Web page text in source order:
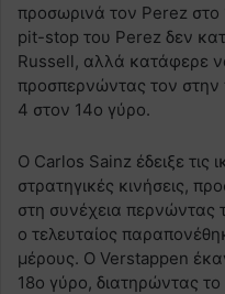
προσωρινά τον Perez στο
pit-stop του Perez δεν
Russell, αλλά κατάφερε
προσπερνώντας τον στην
4 στον 14ο γύρο.
Ο Carlos Sainz έδειξε τις
στρατηγικές κινήσεις,
στη συνέχεια
ο τελευταίος
μέρους. Ο Verstappen
18ο γύρο, διατηρώντας